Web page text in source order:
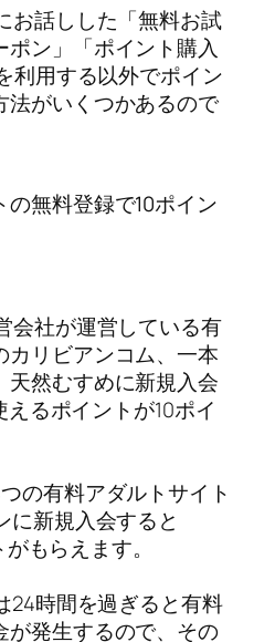
お話しした「無料お試
ポン」「ポイント購入
利用する以外でポイン
法がいくつかあるので
無料登録で10ポイン
会社が運営している有
カリビアンコム、一本
天然むすめに新規入会
えるポイントが10ポイ
の有料アダルトサイト
に新規入会すると
もらえます。
24時間を過ぎると有料
が発生するので、その